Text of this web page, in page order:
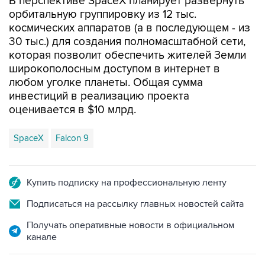
орбитальную группировку из 12 тыс.
космических аппаратов (а в последующем - из
30 тыс.) для создания полномасштабной сети,
которая позволит обеспечить жителей Земли
широкополосным доступом в интернет в
любом уголке планеты. Общая сумма
инвестиций в реализацию проекта
оценивается в $10 млрд.
SpaceX Falcon 9
Купить подписку на профессиональную ленту
Подписаться на рассылку главных новостей сайта
Получать оперативные новости в официальном
канале